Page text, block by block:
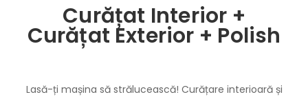
Curățat Interior +
Curățat Exterior + Polish
Lasă-ți mașina să strălucească! Curățare interioară și